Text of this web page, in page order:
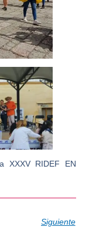
XXXV RIDEF EN
Siguiente